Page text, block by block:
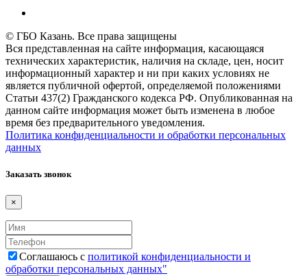
© ГБО Казань. Все права защищены
Вся представленная на сайте информация, касающаяся
технических характеристик, наличия на складе, цен, носит
информационный характер и ни при каких условиях не
является публичной офертой, определяемой положениями
Статьи 437(2) Гражданского кодекса РФ. Опубликованная на
данном сайте информация может быть изменена в любое
время без предварительного уведомления.
Политика конфиденциальности и обработки персональных
данных
Заказать звонок
×
Соглашаюсь с политикой конфиденциальности и
обработки персональных данных"